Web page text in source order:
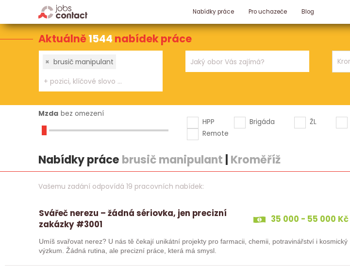
Nabídky práce Pro uchazeče Blog
Aktuálně1544 nabídek práce
× brusič manipulant
Mzda bez omezení
HPP
Brigáda ŽL
Remote
Nabídky práce brusič manipulant Kroměříž
Vašemu zadání odpovídá 19 pracovních nabídek:
Svářeč nerezu – žádná sériovka, jen precizní
zakázky #3001
35 000 - 55 000 Kč
Umíš svařovat nerez? U nás tě čekají unikátní projekty pro farmacii, chemii, potravinářství i kosmický
výzkum. Žádná rutina, ale precizní práce, která má smysl.